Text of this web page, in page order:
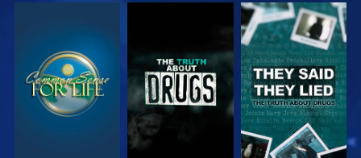
TITTA TITTA TITTA